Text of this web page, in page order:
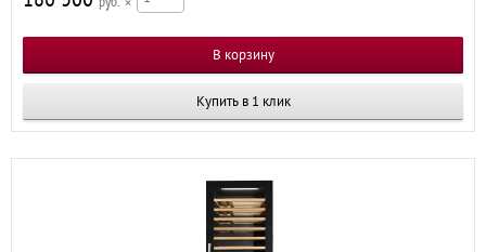
Купить в 1 клик